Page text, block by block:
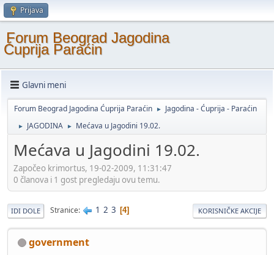
Prijava
Forum Beograd Jagodina
Ćuprija Paraćin
Glavni meni
Forum Beograd Jagodina Ćuprija Paraćin ► Jagodina - Ćuprija - Paraćin
► JAGODINA ► Mećava u Jagodini 19.02.
Mećava u Jagodini 19.02.
Započeo krimortus, 19-02-2009, 11:31:47
0 članova i 1 gost pregledaju ovu temu.
IDI DOLE Stranice 1 2 3 4 KORISNIČKE AKCIJE
government